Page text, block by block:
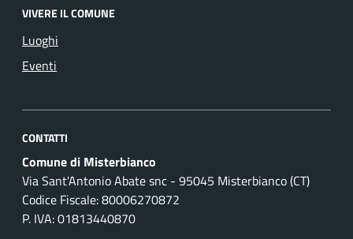
VIVERE IL COMUNE
Luoghi
Eventi
CONTATTI
Comune di Misterbianco
Via Sant'Antonio Abate snc - 95045 Misterbianco (CT)
Codice Fiscale: 80006270872
P. IVA: 01813440870